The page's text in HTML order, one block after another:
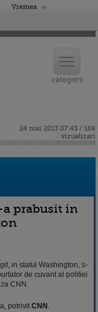
Vremea
24 mai 2013 07:43 / 188
vizualizari
prabusit in
in statul Washington, s-
de cuvant al politiei
CNN.
potrivit CNN